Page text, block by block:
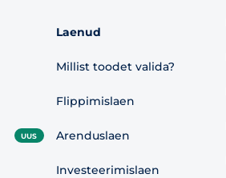
UUS
Laenud
Millist toodet valida?
Flippimislaen
Arenduslaen
Investeerimislaen